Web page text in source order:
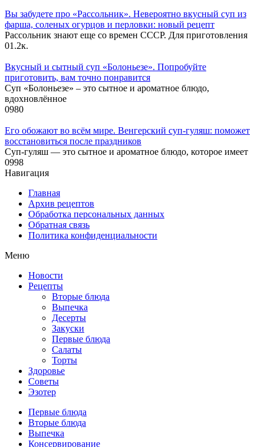
Вы забудете про «Рассольник». Невероятно вкусный суп из
фарша, соленых огурцов и перловки: новый рецепт
Рассольник знают еще со времен СССР. Для приготовления
01.2к.
Вкусный и сытный cуп «Болоньезе». Попробуйте
приготовить, вам точно понравится
Суп «Болоньезе» – это сытное и ароматное блюдо,
вдохновлённое
0980
Его обожают во всём мире. Венгерский суп-гуляш: поможет
восстановиться после праздников
Суп-гуляш — это сытное и ароматное блюдо, которое имеет
0998
Навигация
Главная
Архив рецептов
Обработка персональных данных
Обратная связь
Политика конфиденциальности
Меню
Новости
Рецепты
Вторые блюда
Выпечка
Десерты
Закуски
Первые блюда
Салаты
Торты
Здоровье
Советы
Эзотер
Первые блюда
Вторые блюда
Выпечка
Консервирование